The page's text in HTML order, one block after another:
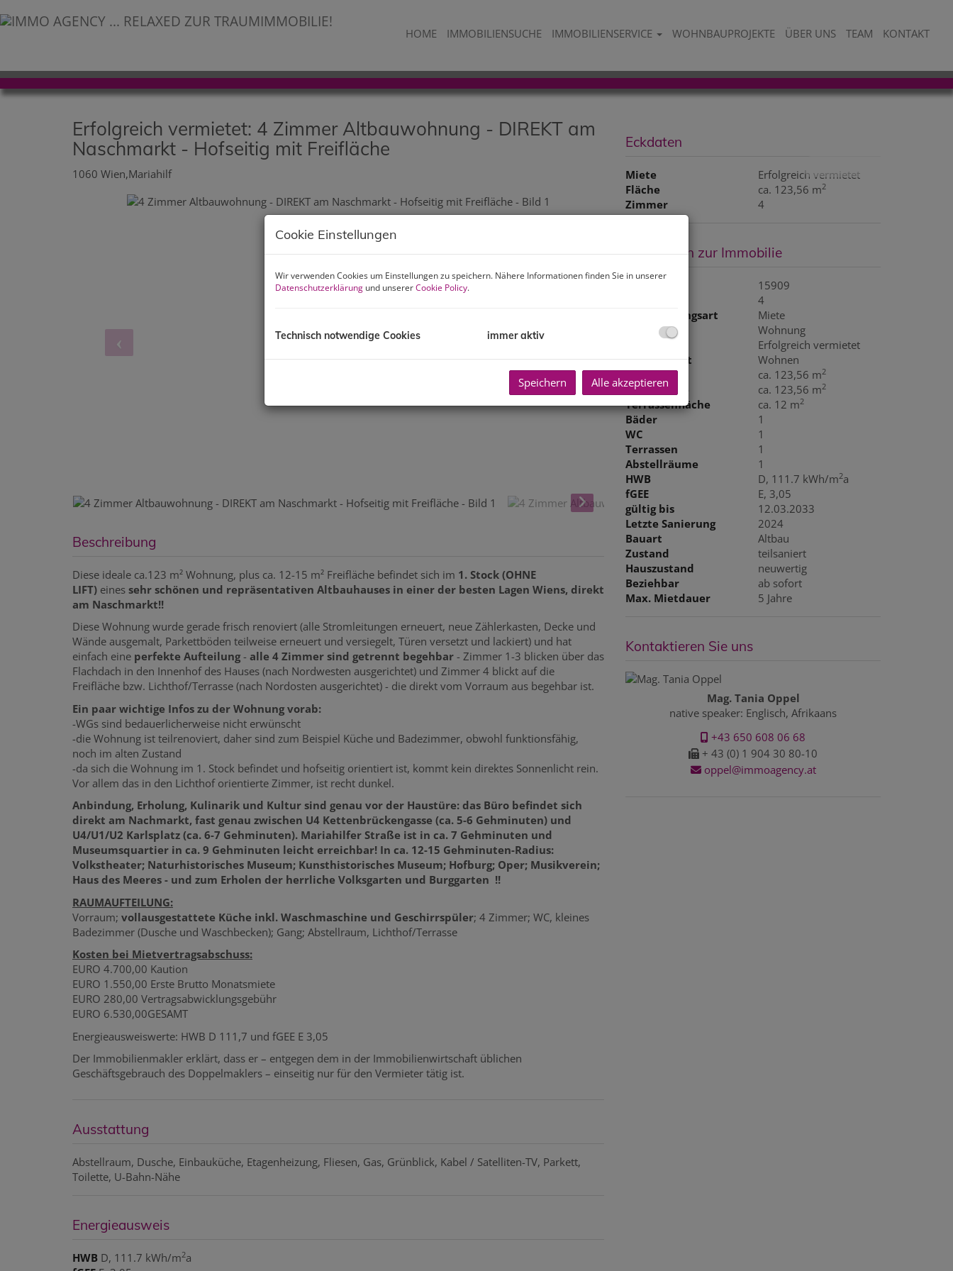
HOME IMMOBILIENSUCHE IMMOBILIENSERVICE WOHNBAUPROJEKTE ÜBER UNS TEAM KONTAKT
Erfolgreich vermietet: 4 Zimmer Altbauwohnung - DIREKT am
Naschmarkt - Hofseitig mit Freifläche
1060 Wien,Mariahilf
Beschreibung
Diese ideale ca.123 m² Wohnung, plus ca. 12-15 m² Freifläche befindet sich im 1. Stock (OHNE
LIFT) eines sehr schönen und repräsentativen Altbauhauses in einer der besten Lagen Wiens, direkt
am Naschmarkt!!
Diese Wohnung wurde gerade frisch renoviert (alle Stromleitungen erneuert, neue Zählerkasten, Decke und
Wände ausgemalt, Parkettböden teilweise erneuert und versiegelt, Türen versetzt und lackiert) und hat
einfach eine perfekte Aufteilung - alle 4 Zimmer sind getrennt begehbar - Zimmer 1-3 blicken über das
Flachdach in den Innenhof des Hauses (nach Nordwesten ausgerichtet) und Zimmer 4 blickt auf die
Freifläche bzw. Lichthof/Terrasse (nach Nordosten ausgerichtet) - die direkt vom Vorraum aus begehbar ist.
Ein paar wichtige Infos zu der Wohnung vorab:
-WGs sind bedauerlicherweise nicht erwünscht
-die Wohnung ist teilrenoviert, daher sind zum Beispiel Küche und Badezimmer, obwohl funktionsfähig,
noch im alten Zustand
-da sich die Wohnung im 1. Stock befindet und hofseitig orientiert ist, kommt kein direktes Sonnenlicht rein.
Vor allem das in den Lichthof orientierte Zimmer, ist recht dunkel.
Anbindung, Erholung, Kulinarik und Kultur sind genau vor der Haustüre: das Büro befindet sich
direkt am Nachmarkt, fast genau zwischen U4 Kettenbrückengasse (ca. 5-6 Gehminuten) und
U4/U1/U2 Karlsplatz (ca. 6-7 Gehminuten). Mariahilfer Straße ist in ca. 7 Gehminuten und
Museumsquartier in ca. 9 Gehminuten leicht erreichbar! In ca. 12-15 Gehminuten-Radius:
Volkstheater; Naturhistorisches Museum; Kunsthistorisches Museum; Hofburg; Oper; Musikverein;
Haus des Meeres - und zum Erholen der herrliche Volksgarten und Burggarten !!
RAUMAUFTEILUNG:
Vorraum; vollausgestattete Küche inkl. Waschmaschine und Geschirrspüler; 4 Zimmer; WC, kleines
Badezimmer (Dusche und Waschbecken); Gang; Abstellraum, Lichthof/Terrasse
Kosten bei Mietvertragsabschuss:
EURO 4.700,00 Kaution
EURO 1.550,00 Erste Brutto Monatsmiete
EURO 280,00 Vertragsabwicklungsgebühr
EURO 6.530,00GESAMT
Energieausweiswerte: HWB D 111,7 und fGEE E 3,05
Der Immobilienmakler erklärt, dass er – entgegen dem in der Immobilienwirtschaft üblichen
Geschäftsgebrauch des Doppelmaklers – einseitig nur für den Vermieter tätig ist.
Ausstattung
Abstellraum Dusche Einbauküche Etagenheizung Fliesen Gas Grünblick Kabel / Satelliten-TV Parkett
Toilette U-Bahn-Nähe
Energieausweis
HWB D, 111.7 kWh/m2a
Eckdaten
Miete
Erfolgreich vermietet
Fläche
ca. 123,56 m2
Zimmer 4
Basisdaten zur Immobilie
15909
4
Vermarktungsart
Miete
Objektart
Wohnung
Erfolgreich vermietet
Nutzungsart
Wohnen
Fläche
ca. 123,56 m2
Wohnfläche ca. 123,56 m2
Terrassenfläche ca. 12 m2
Bäder
1
WC
1
Terrassen
1
Abstellräume
1
HWB
D, 111.7 kWh/m2a
fGEE
E, 3,05
gültig bis
12.03.2033
Letzte Sanierung
2024
Bauart
Altbau
Zustand
teilsaniert
Hauszustand
neuwertig
Beziehbar
ab sofort
Max. Mietdauer
5 Jahre
Kontaktieren Sie uns
Mag. Tania Oppel
native speaker: Englisch, Afrikaans
+43 650 608 06 68
+ 43 (0) 1 904 30 80-10
oppel@immoagency.at
Cookie Einstellungen
Wir verwenden Cookies um Einstellungen zu speichern. Nähere Informationen finden Sie in unserer
Datenschutzerklärung und unsererCookie Policy.
Technisch notwendige Cookies immer aktiv
Speichern Alle akzeptieren